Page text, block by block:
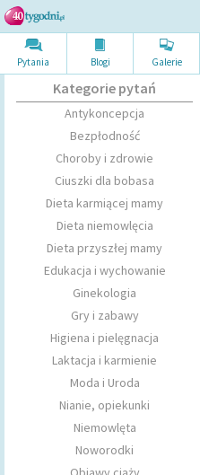
Pytania Blogi Galerie
Kategorie pytań
Antykoncepcja
Bezpłodność
Choroby i zdrowie
Ciuszki dla bobasa
Dieta karmiącej mamy
Dieta niemowlęcia
Dieta przyszłej mamy
Edukacja i wychowanie
Ginekologia
Gry i zabawy
Higiena i pielęgnacja
Laktacja i karmienie
Moda i Uroda
Nianie, opiekunki
Niemowlęta
Noworodki